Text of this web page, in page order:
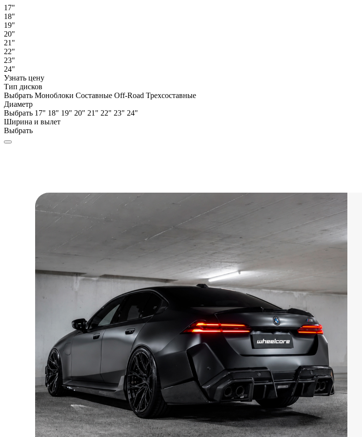
17"
18"
19"
20"
21"
22"
23"
24"
Узнать цену
Тип дисков
Выбрать Моноблоки Составные Off-Road Трехсоставные
Диаметр
Выбрать 17" 18" 19" 20" 21" 22" 23" 24"
Ширина и вылет
Выбрать